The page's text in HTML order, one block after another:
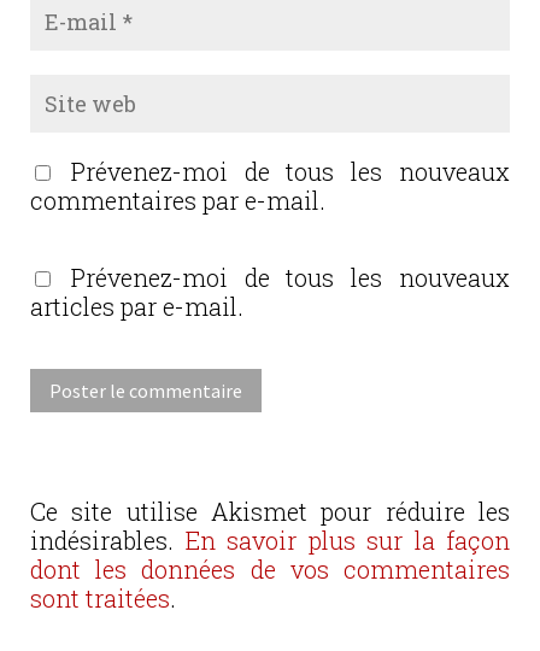
Prévenez-moi de tous les nouveaux
commentaires par e-mail.
Prévenez-moi de tous les nouveaux
articles par e-mail.
Ce site utilise Akismet pour réduire les
indésirables. En savoir plus sur la façon
dont les données de vos commentaires
sont traitées.